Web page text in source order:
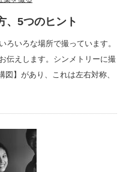
、5つのヒント
ろいろな場所で撮っています。
伝えします。シンメトリーに撮
】があり、これは左右対称、